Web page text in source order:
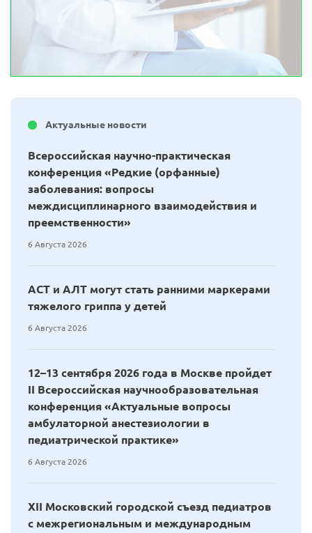
Актуальные новости
Всероссийская научно-практическая
конференция «Редкие (орфанные)
заболевания: вопросы
междисциплинарного взаимодействия и
преемственности»
6 Августа 2026
АСТ и АЛТ могут стать ранними маркерами
тяжелого гриппа у детей
6 Августа 2026
12–13 сентября 2026 года в Москве пройдет
II Всероссийская научнообразовательная
конференция «Актуальные вопросы
амбулаторной анестезиологии в
педиатрической практике»
6 Августа 2026
XII Московский городской съезд педиатров
с межрегиональным и международным